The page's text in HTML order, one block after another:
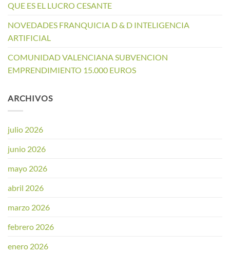
QUE ES EL LUCRO CESANTE
NOVEDADES FRANQUICIA D & D INTELIGENCIA
ARTIFICIAL
COMUNIDAD VALENCIANA SUBVENCION
EMPRENDIMIENTO 15.000 EUROS
ARCHIVOS
julio 2026
junio 2026
mayo 2026
abril 2026
marzo 2026
febrero 2026
enero 2026